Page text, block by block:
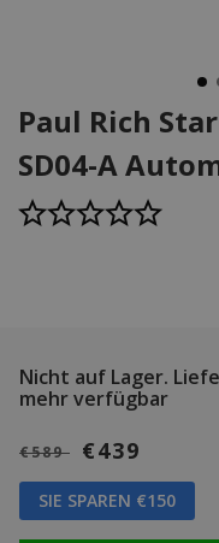
Paul Rich
SD04-A
Nicht auf Lager.
mehr verfügbar
€589 €439
SIE SPAREN €150